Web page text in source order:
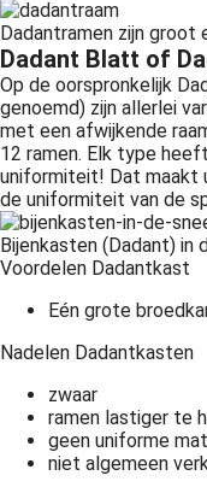
Dadantramen zijn groot
Dadant Blatt of
Op de oorspronkelijk
genoemd) zijn allerlei
met een afwijkende
12 ramen. Elk type
uniformiteit! Dat maakt
de uniformiteit van de
Bijenkasten (Dadant) in
Voordelen Dadantkast
Eén grote
Nadelen Dadantkasten
zwaar
ramen lastiger te
geen uniforme
niet algemeen